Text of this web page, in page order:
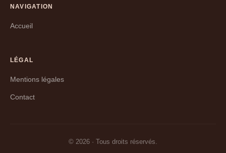
NAVIGATION
Accueil
LÉGAL
Mentions légales
Contact
© 2026 · Tous droits réservés.